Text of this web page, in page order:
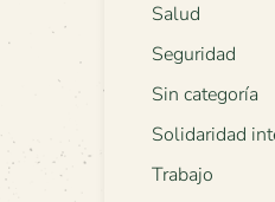
Salud
Seguridad
Sin categoría
Solidaridad
Trabajo